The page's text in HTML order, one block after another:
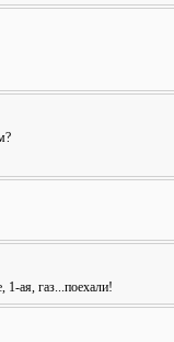
1-ая, газ...поехали!